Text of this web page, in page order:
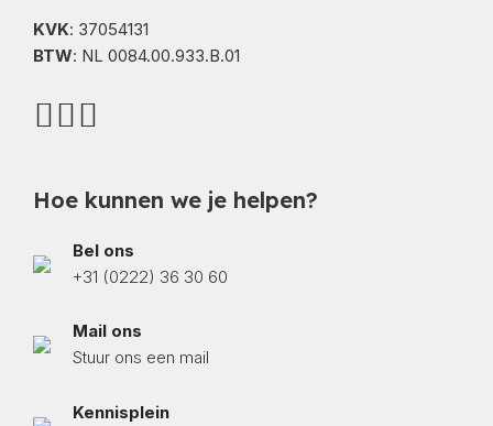
KVK: 37054131
BTW: NL 0084.00.933.B.01
Hoe kunnen we je helpen?
Bel ons
+31 (0222) 36 30 60
Mail ons
Stuur ons een mail
Kennisplein